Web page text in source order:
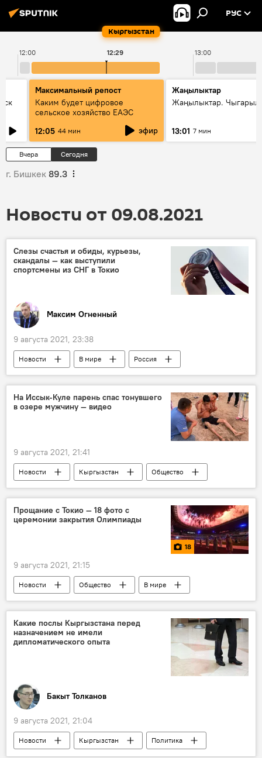
Кыргызстан
РУС
12:00 13:00
12:29
Максимальный репост
Каким будет цифровое
сельское хозяйство ЕАЭС
12:05 44 мин эфир
Жаңылыктар
Жаңылыктар.
13:01 7 мин
Вчера Сегодня
г. Бишкек 89.3
Новости от 09.08.2021
Слезы счастья и обиды, курьезы,
скандалы — как выступили
спортсмены из СНГ в Токио
Максим Огненный
9 августа 2021, 23:38
Новости В мире
Россия
Азия
спорт
Токио
Олимпиада
курьез
скандал
На Иссык-Куле парень спас тонувшего
в озере мужчину — видео
9 августа 2021, 21:41
Новости Кыргызстан
Общество
Происшествия
Иссык-Куль
спасение
мужчина
Прощание с Токио — 18 фото с
церемонии закрытия Олимпиады
18
9 августа 2021, 21:15
Новости Общество
В мире
спорт
фото
Мультимедиа
Олимпийские игры в Токио
Фотолента
Какие послы Кыргызстана перед
назначением не имели
дипломатического опыта
Бакыт Толканов
9 августа 2021, 21:04
Новости Кыргызстан
Политика